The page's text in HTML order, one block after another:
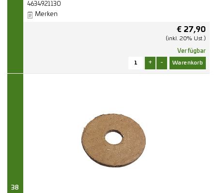
4634921130
Merken
€ 27,90
(inkl. 20% Ust.)
Verfügbar
+ -
38